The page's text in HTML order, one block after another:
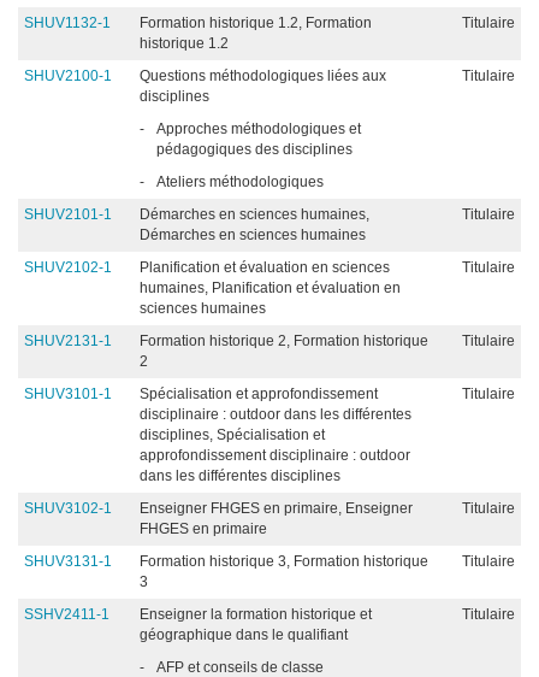
SHUV1132-1
Formation historique 1.2, Formation
historique 1.2
Titulaire
SHUV2100-1
Questions méthodologiques liées aux
disciplines
Titulaire
-
Approches méthodologiques et
pédagogiques des disciplines
-
Ateliers méthodologiques
SHUV2101-1
Démarches en sciences humaines,
Démarches en sciences humaines
Titulaire
SHUV2102-1
Planification et évaluation en sciences
humaines, Planification et évaluation en
sciences humaines
Titulaire
SHUV2131-1
Formation historique 2, Formation historique
2
Titulaire
SHUV3101-1
Spécialisation et approfondissement
disciplinaire : outdoor dans les différentes
disciplines, Spécialisation et
approfondissement disciplinaire : outdoor
dans les différentes disciplines
Titulaire
SHUV3102-1
Enseigner FHGES en primaire, Enseigner
FHGES en primaire
Titulaire
SHUV3131-1
Formation historique 3, Formation historique
3
Titulaire
SSHV2411-1
Enseigner la formation historique et
géographique dans le qualifiant
Titulaire
-
AFP et conseils de classe